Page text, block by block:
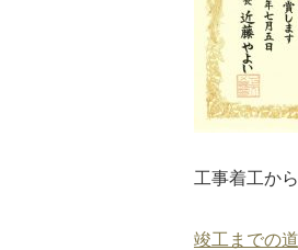
工事着工か
竣工までの